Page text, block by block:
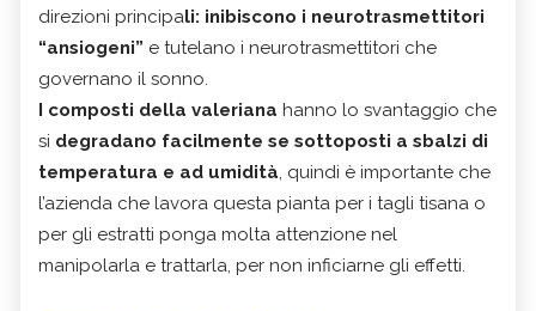
direzioni principali: inibiscono i neurotrasmettitori
“ansiogeni” e tutelano i neurotrasmettitori che
governano il sonno.
I composti della valeriana hanno lo svantaggio che
si degradano facilmente se sottoposti a sbalzi di
temperatura e ad umidità, quindi è importante che
l’azienda che lavora questa pianta per i tagli tisana o
per gli estratti ponga molta attenzione nel
manipolarla e trattarla, per non inficiarne gli effetti.